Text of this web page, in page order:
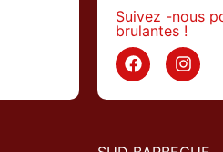
Suivez -nous
brulantes !